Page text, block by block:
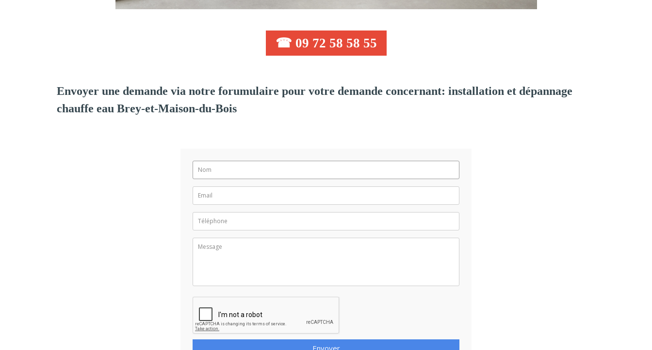
☎ 09 72 58 58 55
Envoyer une demande via notre forumulaire pour votre demande concernant: installation et dépannage
chauffe eau Brey-et-Maison-du-Bois